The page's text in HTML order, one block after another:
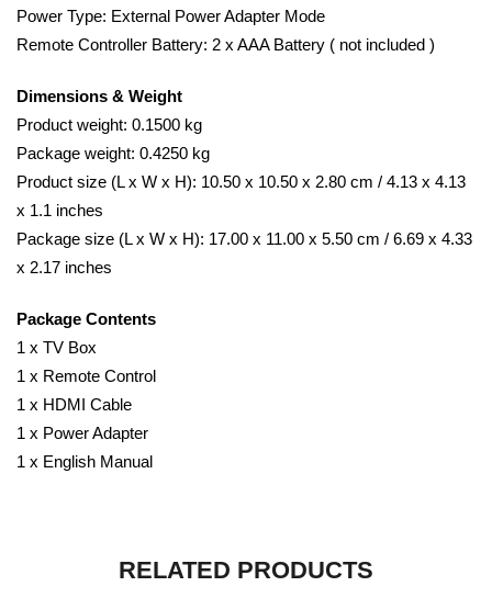
Power Type: External Power Adapter Mode
Remote Controller Battery: 2 x AAA Battery ( not included )
Dimensions & Weight
Product weight: 0.1500 kg
Package weight: 0.4250 kg
Product size (L x W x H): 10.50 x 10.50 x 2.80 cm / 4.13 x 4.13
x 1.1 inches
Package size (L x W x H): 17.00 x 11.00 x 5.50 cm / 6.69 x 4.33
x 2.17 inches
Package Contents
1 x TV Box
1 x Remote Control
1 x HDMI Cable
1 x Power Adapter
1 x English Manual
RELATED PRODUCTS